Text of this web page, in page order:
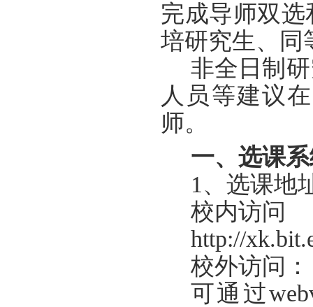
完成导师双
培研究生、同
非全日制
人员等建议
师。
一、选课
1、选课地
校内访问
http://
校外访问：
可通过